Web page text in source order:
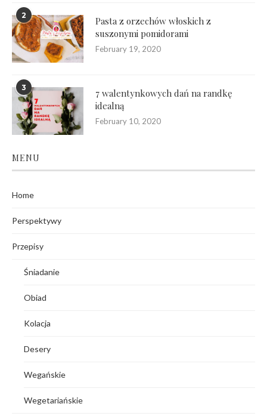
2
Pasta z orzechów włoskich z
suszonymi pomidorami
February 19, 2020
3
7 walentynkowych dań na randkę
idealną
February 10, 2020
MENU
Home
Perspektywy
Przepisy
Śniadanie
Obiad
Kolacja
Desery
Wegańskie
Wegetariańskie